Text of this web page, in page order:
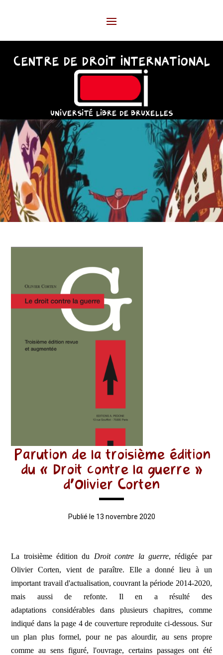
CENTRE DE DROIT INTERNATIONAL
UNIVERSITÉ LIBRE DE BRUXELLES
Parution de la troisième édition
du « Droit contre la guerre »
d’Olivier Corten
Publié le 13 novembre 2020
La troisième édition du Droit contre la guerre, rédigée par
Olivier Corten, vient de paraître. Elle a donné lieu à un
important travail d'actualisation, couvrant la période 2014-2020,
mais aussi de refonte. Il en a résulté des
adaptations considérables dans plusieurs chapitres, comme
indiqué dans la page 4 de couverture reproduite ci-dessous. Sur
un plan plus formel, pour ne pas alourdir, au sens propre
comme au sens figuré, l'ouvrage, certains passages ont été